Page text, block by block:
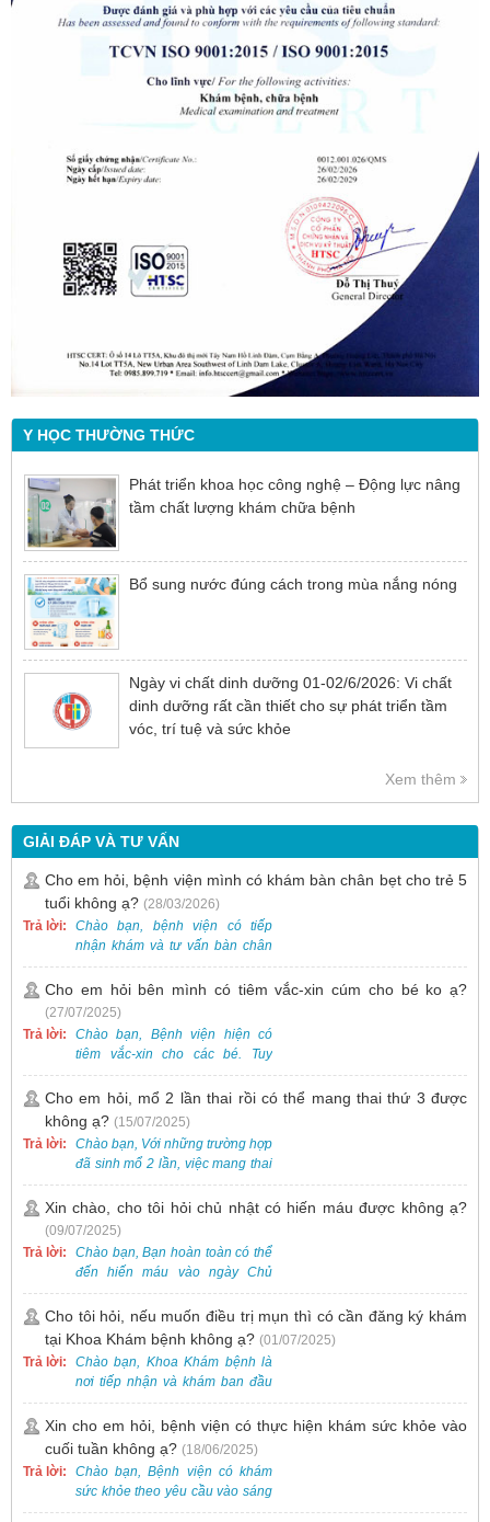
Y HỌC THƯỜNG THỨC
Phát triển khoa học công nghệ – Động lực nâng
tầm chất lượng khám chữa bệnh
Bổ sung nước đúng cách trong mùa nắng nóng
Ngày vi chất dinh dưỡng 01-02/6/2026: Vi chất
dinh dưỡng rất cần thiết cho sự phát triển tầm
vóc, trí tuệ và sức khỏe
Xem thêm
GIẢI ĐÁP VÀ TƯ VẤN
Cho em hỏi, bệnh viện mình có khám bàn chân bẹt cho trẻ 5
tuổi không ạ? (28/03/2026)
Trả lời:
Chào bạn, bệnh viện có tiếp
nhận khám và tư vấn bàn chân
bẹt cho trẻ em, bao gồm cả trẻ 5
tuổi. Bạn có thể đưa bé đến
Khoa Khám bệnh của bệnh viện
để được bác sĩ chuyên khoa
thăm khám. Ngoài ra, để thuận
tiện hơn, bạn có thể đặt lịch
0988 270 115. Nếu cần hỗ trợ
thêm, vui lòng liên hệ qua Zalo
hoặc Fanpage Bệnh viện Việt
Nam - Thụy Điển Uông Bí.
Cho em hỏi bên mình có tiêm vắc-xin cúm cho bé ko ạ?
(27/07/2025)
Trả lời:
Chào bạn, Bệnh viện hiện có
tiêm vắc-xin cho các bé. Tuy
nhiên, các loại vắc-xin thường về
theo từng đợt, không phải lúc
nào cũng có sẵn.
Cho em hỏi, mổ 2 lần thai rồi có thể mang thai thứ 3 được
không ạ? (15/07/2025)
Trả lời:
Chào bạn, Với những trường hợp
đã sinh mổ 2 lần, việc mang thai
lần 3 vẫn có thể thực hiện được.
Tại Bệnh viện, chúng tôi đã tiếp
nhận và hỗ trợ nhiều thai phụ có
nhu cầu tương tự.
Xin chào, cho tôi hỏi chủ nhật có hiến máu được không ạ?
(09/07/2025)
Trả lời:
Chào bạn, Bạn hoàn toàn có thể
đến hiến máu vào ngày Chủ
Nhật.
Cho tôi hỏi, nếu muốn điều trị mụn thì có cần đăng ký khám
tại Khoa Khám bệnh không ạ? (01/07/2025)
Trả lời:
Chào bạn, Khoa Khám bệnh là
nơi tiếp nhận và khám ban đầu
cho tất cả các trường hợp, bao
gồm cả điều trị mụn. Vì vậy, bạn
cần đăng ký khám tại Khoa
Khám bệnh trước.
Xin cho em hỏi, bệnh viện có thực hiện khám sức khỏe vào
cuối tuần không ạ? (18/06/2025)
Trả lời:
Chào bạn, Bệnh viện có khám
sức khỏe theo yêu cầu vào sáng
thứ Bảy. Nếu bạn có nhu cầu, vui